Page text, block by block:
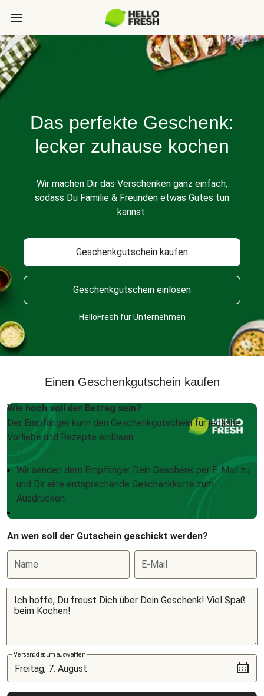
Das perfekte Geschenk:
lecker zuhause kochen
Wir machen Dir das Verschenken ganz einfach,
sodass Du Familie & Freunden etwas Gutes tun
kannst.
Geschenkgutschein kaufen
Geschenkgutschein einlösen
HelloFresh für Unternehmen
Einen Geschenkgutschein kaufen
Wie hoch soll der Betrag sein?
Der Empfänger kann den Geschenkgutschein für jegliche
Vorliebe und Rezepte einlösen
Wir senden dem Empfänger Dein Geschenk per E-Mail zu
und Dir eine entsprechende Geschenkkarte zum
Ausdrucken.
An wen soll der Gutschein geschickt werden?
Name E-Mail
Versanddatum auswählen